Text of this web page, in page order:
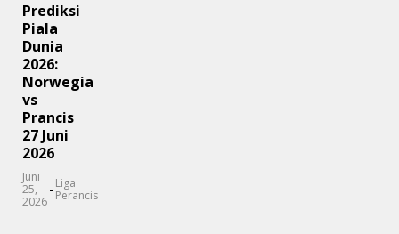
Prediksi
Piala
Dunia
2026:
Norwegia
vs
Prancis
27 Juni
2026
Juni
25,
2026
- Liga
Perancis